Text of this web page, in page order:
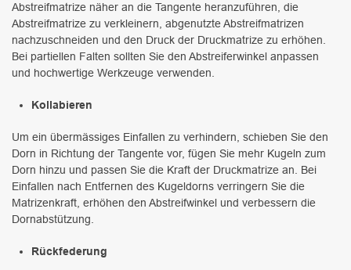
Abstreifmatrize näher an die Tangente heranzuführen, die
Abstreifmatrize zu verkleinern, abgenutzte Abstreifmatrizen
nachzuschneiden und den Druck der Druckmatrize zu erhöhen.
Bei partiellen Falten sollten Sie den Abstreiferwinkel anpassen
und hochwertige Werkzeuge verwenden.
Kollabieren
Um ein übermässiges Einfallen zu verhindern, schieben Sie den
Dorn in Richtung der Tangente vor, fügen Sie mehr Kugeln zum
Dorn hinzu und passen Sie die Kraft der Druckmatrize an. Bei
Einfallen nach Entfernen des Kugeldorns verringern Sie die
Matrizenkraft, erhöhen den Abstreifwinkel und verbessern die
Dornabstützung.
Rückfederung